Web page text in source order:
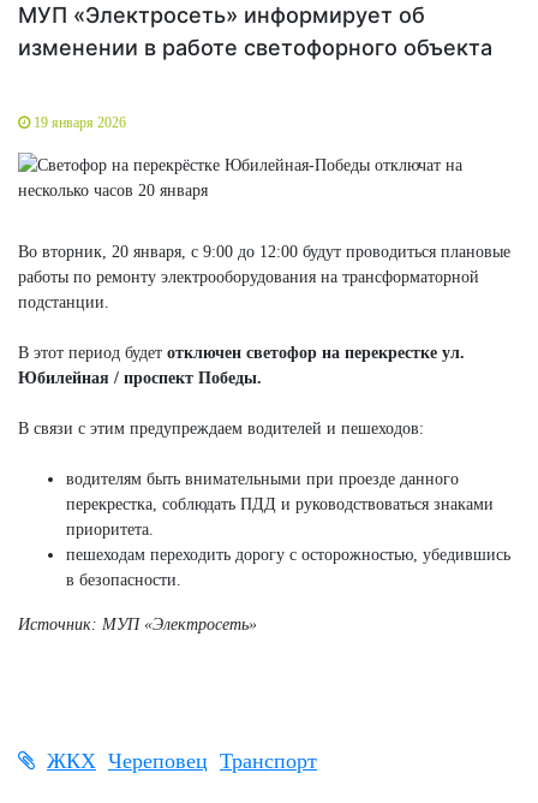
МУП «Электросеть» информирует об
изменении в работе светофорного объекта
19 января 2026
Во вторник, 20 января, с 9:00 до 12:00 будут проводиться плановые
работы по ремонту электрооборудования на трансформаторной
подстанции.
В этот период будет отключен светофор на перекрестке ул.
Юбилейная / проспект Победы.
В связи с этим предупреждаем водителей и пешеходов:
водителям быть внимательными при проезде данного
перекрестка, соблюдать ПДД и руководствоваться знаками
приоритета.
пешеходам переходить дорогу с осторожностью, убедившись
в безопасности.
Источник: МУП «Электросеть»
ЖКХ Череповец Транспорт